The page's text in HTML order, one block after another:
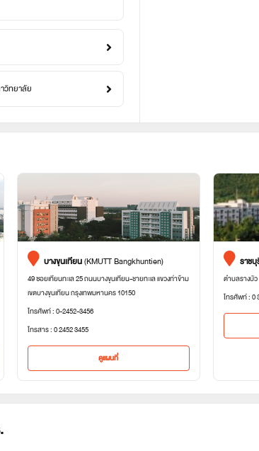
วิทยาลัย
บางขุนเทียน(KMUTT Bangkhuntien)
49 ซอยเทียนทะเล 25 ถนนบางขุนเทียน-ชายทะเล แขวงท่าข้าม
เขตบางขุนเทียน กรุงเทพมหานคร 10150
โทรศัพท์ : 0-2452-3456
โทรสาร : 0 2452 3455
ดูแผนที่
ราชบุ
ตำบลรางบัว
โทรศัพท์ : 0